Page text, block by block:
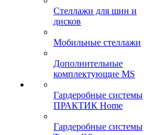
Стеллажи для шин и
дисков
Мобильные стеллажи
Дополнительные
комплектующие MS
Гардеробные системы
ПРАКТИК Home
Гардеробные системы